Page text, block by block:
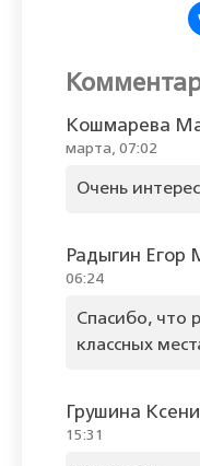
Кошмарева
марта, 07:02
Очень
Радыгин Егор
06:24
Спасибо, что
классных
Грушина
15:31